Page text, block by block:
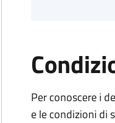
Per conoscere i
e le condizioni di